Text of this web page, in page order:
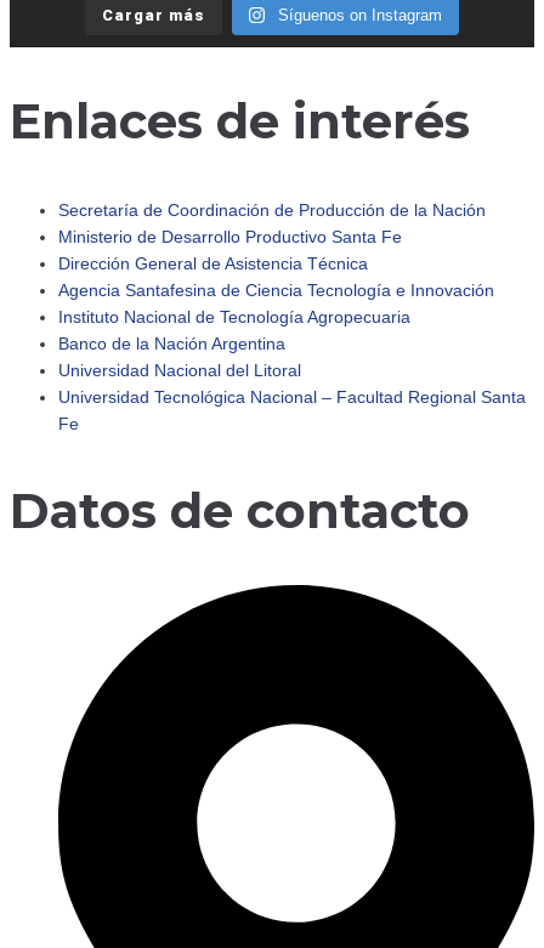
Cargar más Síguenos on Instagram
Enlaces de interés
Secretaría de Coordinación de Producción de la Nación
Ministerio de Desarrollo Productivo Santa Fe
Dirección General de Asistencia Técnica
Agencia Santafesina de Ciencia Tecnología e Innovación
Instituto Nacional de Tecnología Agropecuaria
Banco de la Nación Argentina
Universidad Nacional del Litoral
Universidad Tecnológica Nacional – Facultad Regional Santa
Fe
Datos de contacto